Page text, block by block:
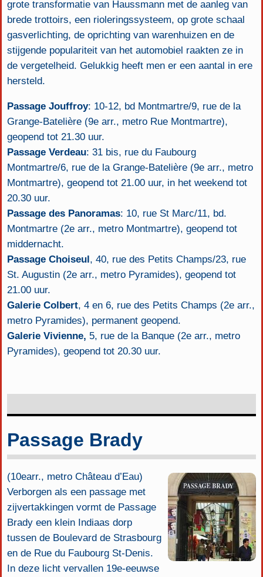
grote transformatie van Haussmann met de aanleg van
brede trottoirs, een rioleringssysteem, op grote schaal
gasverlichting, de oprichting van warenhuizen en de
stijgende populariteit van het automobiel raakten ze in
de vergetelheid. Gelukkig heeft men er een aantal in ere
hersteld.
Passage Jouffroy: 10-12, bd Montmartre/9, rue de la
Grange-Batelière (9e arr., metro Rue Montmartre),
geopend tot 21.30 uur.
Passage Verdeau: 31 bis, rue du Faubourg
Montmartre/6, rue de la Grange-Batelière (9e arr., metro
Montmartre), geopend tot 21.00 uur, in het weekend tot
20.30 uur.
Passage des Panoramas: 10, rue St Marc/11, bd.
Montmartre (2e arr., metro Montmartre), geopend tot
middernacht.
Passage Choiseul, 40, rue des Petits Champs/23, rue
St. Augustin (2e arr., metro Pyramides), geopend tot
21.00 uur.
Galerie Colbert, 4 en 6, rue des Petits Champs (2e arr.,
metro Pyramides), permanent geopend.
Galerie Vivienne, 5, rue de la Banque (2e arr., metro
Pyramides), geopend tot 20.30 uur.
Passage Brady
(10earr., metro Château d’Eau)
Verborgen als een passage met
zijvertakkingen vormt de Passage
Brady een klein Indiaas dorp
tussen de Boulevard de Strasbourg
en de Rue du Faubourg St-Denis.
In deze licht vervallen 19e-eeuwse